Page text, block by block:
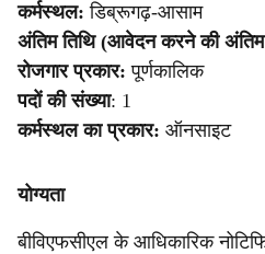
कर्मस्थल: डिब्रूगढ़-आसाम
अंतिम तिथि (आवेदन करने की अंतिम
रोजगार प्रकार: पूर्णकालिक
पदों की संख्या: 1
कर्मस्थल का प्रकार: ऑनसाइट
योग्यता
बीविएफसीएल के आधिकारिक